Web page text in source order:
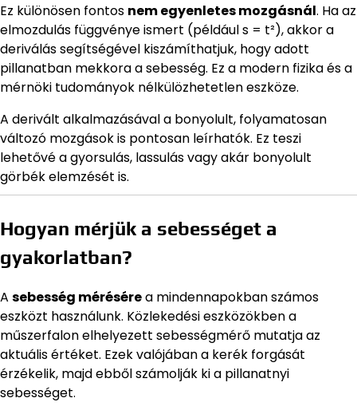
Ez különösen fontos nem egyenletes mozgásnál. Ha az
elmozdulás függvénye ismert (például s = t²), akkor a
deriválás segítségével kiszámíthatjuk, hogy adott
pillanatban mekkora a sebesség. Ez a modern fizika és a
mérnöki tudományok nélkülözhetetlen eszköze.
A derivált alkalmazásával a bonyolult, folyamatosan
változó mozgások is pontosan leírhatók. Ez teszi
lehetővé a gyorsulás, lassulás vagy akár bonyolult
görbék elemzését is.
Hogyan mérjük a sebességet a
gyakorlatban?
A sebesség mérésérea mindennapokban számos
eszközt használunk. Közlekedési eszközökben a
műszerfalon elhelyezett sebességmérő mutatja az
aktuális értéket. Ezek valójában a kerék forgását
érzékelik, majd ebből számolják ki a pillanatnyi
sebességet.